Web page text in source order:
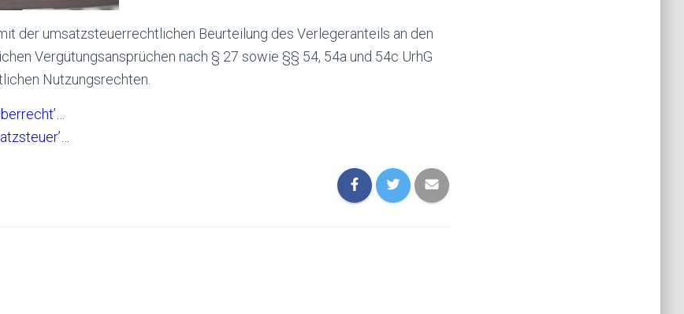
der umsatzsteuerrechtlichen Beurteilung des Verlegeranteils an den
Vergütungsansprüchen nach § 27 sowie §§ 54, 54a und 54c UrhG
Nutzungsrechten.